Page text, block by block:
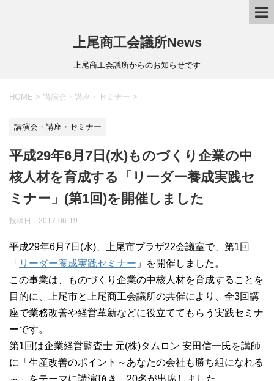
上尾商工会議所News
上尾商工会議所からのお知らせです
HOME > 講演会・講座・セミナー >
講演会・講座・セミナー
平成29年6月7日(水)ものづくり企業の中
核人材を育成する「リーダー養成実践セ
ミナー」(第1回)を開催しました
投稿日： 2017-06-19
平成29年6月7日(水)、上尾市プラザ22会議室で、第1回
「 リーダー養成実践セミナー 」を開催しました。
この事業は、ものづくり企業の中核人材を育成することを
目的に、上尾市と上尾商工会議所の共催により、全3回講
座で業務改善や経営革新などに役立ててもらう実践セミナ
ーです。
第1回は企業経営監査士 元(株)タムロン 安田信一氏を講師
に「生産改善のポイント～あなたの会社も勝ち組になれる
～」をテーマに講演頂き、20名が出席しました。